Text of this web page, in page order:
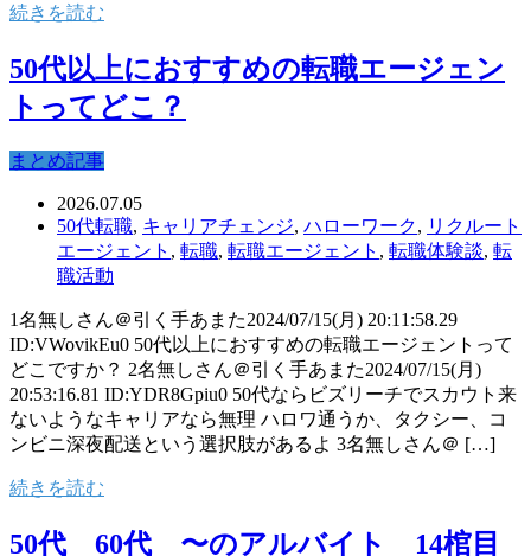
続きを読む
50代以上におすすめの転職エージェン
トってどこ？
まとめ記事
2026.07.05
50代転職, キャリアチェンジ, ハローワーク, リクルート
エージェント , 転職, 転職エージェント , 転職体験談, 転
職活動
1名無しさん＠引く手あまた2024/07/15(月) 20:11:58.29
ID:VWovikEu0 50代以上におすすめの転職エージェントって
どこですか？ 2名無しさん＠引く手あまた2024/07/15(月)
20:53:16.81 ID:YDR8Gpiu0 50代ならビズリーチでスカウト来
ないようなキャリアなら無理 ハロワ通うか、タクシー、コ
ンビニ深夜配送という選択肢があるよ 3名無しさん＠ […]
続きを読む
50代 60代 〜のアルバイト 14棺目